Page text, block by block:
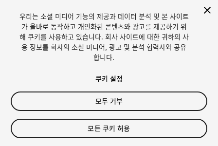
Cookie Settings
1/15
$24.99
세금/부가세는 결제 시 반영됩니다.
우리는 소셜 미디어 기능의 제공과 데이터 분석 및 본 사이트
가 올바로 동작하고 개인화된 콘텐츠와 광고를 제공하기 위
해 쿠키를 사용하고 있습니다. 회사 사이트에 대한 귀하의 사
용 정보를 회사의 소셜 미디어, 광고 및 분석 협력사와 공유
합니다.
쿠키 설정
모두 거부
모든 쿠키 허용